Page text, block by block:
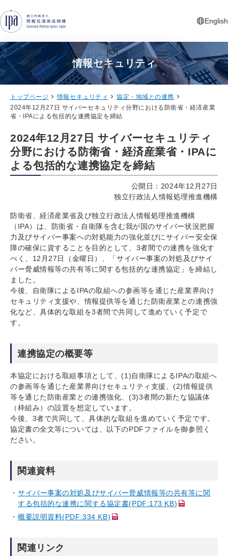
English
新しいタ
目的別 検索 お問い合わせ メニュー
情報セキュリティ
トップページ 情報セキュリティ
協定・地域との連携
2024年12月27日 サイバーセキュリティ分野における防衛省・経済産業
省・IPAによる包括的な連携協定を締結
2024年12月27日 サイバーセキュリティ
分野における防衛省・経済産業省・IPAに
よる包括的な連携協定を締結
公開日：2024年12月27日
独立行政法人情報処理推進機構
防衛省、経済産業省及び独立行政法人情報処理推進機構
（IPA）は、防衛省・自衛隊を含む我が国のサイバー状況把握
力及びサイバー事案への対処能力の強化並びにサイバー安全保
障の確保に資することを目的として、3者間での連携を強化す
べく、12月27日（金曜日）、「サイバー事案の対処及びサイ
バー脅威情報等の共有等に関する包括的な連携協定」を締結し
ました。
今後、自衛隊によるIPAの取組への参画等を通じた産業界向け
セキュリティ支援や、情報提供等を通じた防衛産業との連携強
化など、具体的な取組を3者間で共同して進めていく予定で
す。
連携協定の概要等
本協定における取組事項として、(1)自衛隊によるIPAの取組へ
の参画等を通じた産業界向けセキュリティ支援、(2)情報提供
等を通じた防衛産業との連携強化、(3)3者間の新たな協議体
（枠組み）の設置を想定しています。
今後、3者で共同して、具体的な取組を進めていく予定です。
協定書の全文等については、以下のPDFファイルを御参照く
ださい。
関連資料
サイバー事案の対処及びサイバー脅威情報等の共有等に関
する包括的な連携に関する協定書(PDF:173 KB)
概要説明資料(PDF:334 KB)
関連リンク